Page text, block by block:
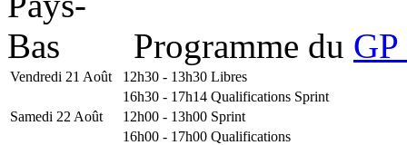
Programme du
Vendredi 21 Août 12h30 - 13h30 Libres
16h30 - 17h14 Qualifications Sprint
Samedi 22 Août
12h00 - 13h00 Sprint
16h00 - 17h00 Qualifications